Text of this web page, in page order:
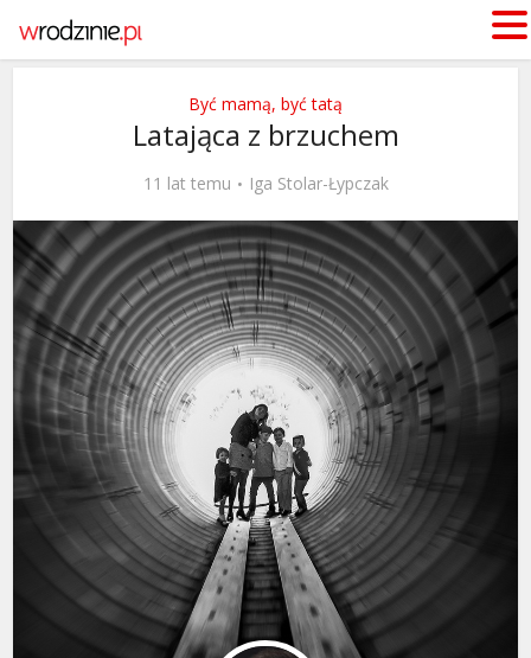
Być mamą, być tatą
Latająca z brzuchem
11 lat temu Iga Stolar-Łypczak